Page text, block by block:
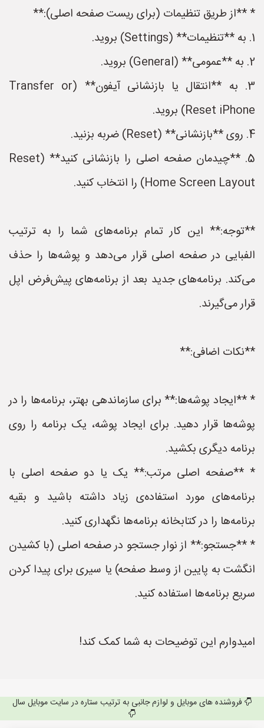
* **از طریق تنظیمات (برای ریست صفحه اصلی):**
1. به **تنظیمات** (Settings) بروید.
2. به **عمومی** (General) بروید.
3. به **انتقال یا بازنشانی آیفون** (Transfer or
Reset iPhone) بروید.
4. روی **بازنشانی** (Reset) ضربه بزنید.
5. **چیدمان صفحه اصلی را بازنشانی کنید** (Reset
Home Screen Layout) را انتخاب کنید.
**توجه:** این کار تمام برنامه‌های شما را به ترتیب
الفبایی در صفحه اصلی قرار می‌دهد و پوشه‌ها را حذف
می‌کند. برنامه‌های جدید بعد از برنامه‌های پیش‌فرض اپل
قرار می‌گیرند.
**نکات اضافی:**
* **ایجاد پوشه‌ها:** برای سازماندهی بهتر، برنامه‌ها را در
پوشه‌ها قرار دهید. برای ایجاد پوشه، یک برنامه را روی
برنامه دیگری بکشید.
* **صفحه اصلی مرتب:** یک یا دو صفحه اصلی با
برنامه‌های مورد استفاده‌ی زیاد داشته باشید و بقیه
برنامه‌ها را در کتابخانه برنامه‌ها نگهداری کنید.
* **جستجو:** از نوار جستجو در صفحه اصلی (با کشیدن
انگشت به پایین از وسط صفحه) یا سیری برای پیدا کردن
سریع برنامه‌ها استفاده کنید.
امیدوارم این توضیحات به شما کمک کند!
فروشنده های موبایل و لوازم جانبی به ترتیب ستاره در سایت موبایل سال